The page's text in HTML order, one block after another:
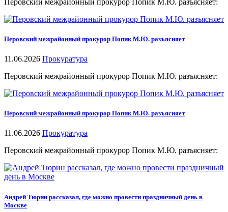
Перовский межрайонный прокурор Попик М.Ю. разъясняет
11.06.2026 Прокуратура
Перовский межрайонный прокурор Попик М.Ю. разъясняет:
Перовский межрайонный прокурор Попик М.Ю. разъясняет
11.06.2026 Прокуратура
Перовский межрайонный прокурор Попик М.Ю. разъясняет:
Андрей Тюрин рассказал, где можно провести праздничный день в
Москве